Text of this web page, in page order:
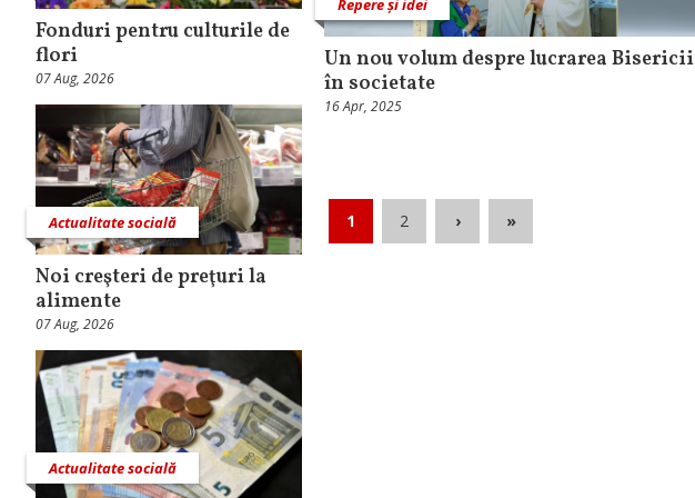
Fonduri pentru culturile de
flori
07 Aug, 2026
Actualitate socială
Noi creşteri de preţuri la
alimente
07 Aug, 2026
Actualitate socială
Un nou volum despre lucrarea Bisericii
în societate
16 Apr, 2025
1 2 › »